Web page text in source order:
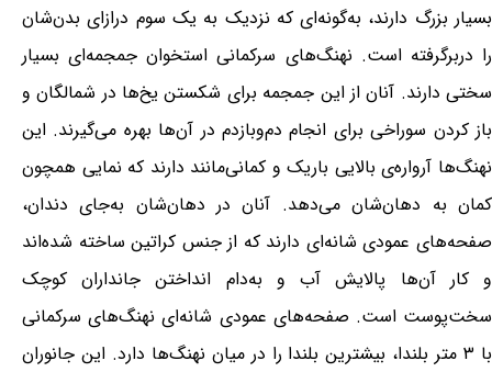
بسیار بزرگ دارند، به‌گونه‌ای که نزدیک به یک سوم درازای بدن‌شان
را دربرگرفته است. نهنگ‌های سرکمانی استخوان جمجمه‌ای بسیار
سختی دارند. آنان از این جمجمه برای شکستن یخ‌ها در شمالگان و
باز کردن سوراخی برای انجام دم‌وبازدم در آن‌ها بهره می‌گیرند. این
نهنگ‌ها آرواره‌ی بالایی باریک و کمانی‌مانند دارند که نمایی همچون
کمان به دهان‌شان می‌دهد. آنان در دهان‌شان به‌جای دندان،
صفحه‌های عمودی شانه‌ای دارند که از جنس کراتین ساخته شده‌اند
و کار آن‌ها پالایش آب و به‌دام انداختن جانداران کوچک
سخت‌پوست است. صفحه‌های عمودی شانه‌ای نهنگ‌های سرکمانی
با ۳ متر بلندا، بیشترین بلندا را در میان نهنگ‌ها دارد. این جانوران